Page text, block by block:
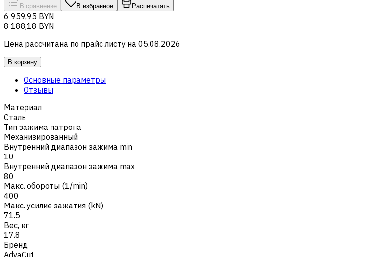
В сравнение В избранное Распечатать
6 959,95 BYN
8 188,18 BYN
Цена рассчитана по прайс листу на 05.08.2026
В корзину
Основные параметры
Отзывы
Материал
Сталь
Тип зажима патрона
Механизированный
Внутренний диапазон зажима min
10
Внутренний диапазон зажима max
80
Макс. обороты (1/min)
400
Макс. усилие зажатия (kN)
71.5
Вес, кг
17.8
Бренд
AdvaCut